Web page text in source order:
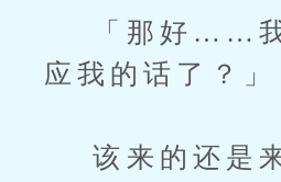
「那好……我
应我的话了？」
该来的还是来